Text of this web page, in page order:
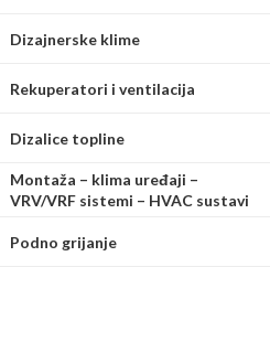
Dizajnerske klime
Rekuperatori i ventilacija
Dizalice topline
Montaža – klima uređaji –
VRV/VRF sistemi – HVAC sustavi
Podno grijanje